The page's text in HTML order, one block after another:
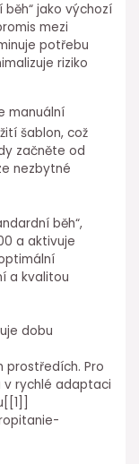
jako výchozí
mezi
potřebu
riziko
manuální
šablon, což
začněte od
nezbytné
běh“,
a aktivuje
a kvalitou
dobu
prostředích. Pro
rychlé adaptaci